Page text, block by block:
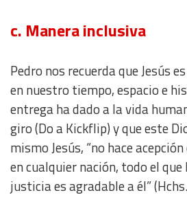
c. Manera inclusiva
Pedro nos recuerda que Jesús
en nuestro tiempo, espacio e
entrega ha dado a la vida
giro (Do a Kickflip) y que este
mismo Jesús, “no hace
en cualquier nación, todo el
justicia es agradable a él”